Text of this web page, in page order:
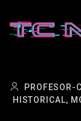
PROFESOR-
HISTORICAL,